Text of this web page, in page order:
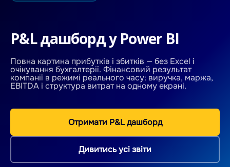
P&L дашборд у Power BI
Повна картина прибутків і збитків — без Excel і
очікування бухгалтерії. Фінансовий результат
компанії в режимі реального часу: виручка, маржа,
EBITDA і структура витрат на одному екрані.
Отримати P&L дашборд
Дивитись усі звіти